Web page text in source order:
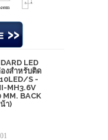
LED
งสำหรับติด
S -
MH3.6V
BACK
า)